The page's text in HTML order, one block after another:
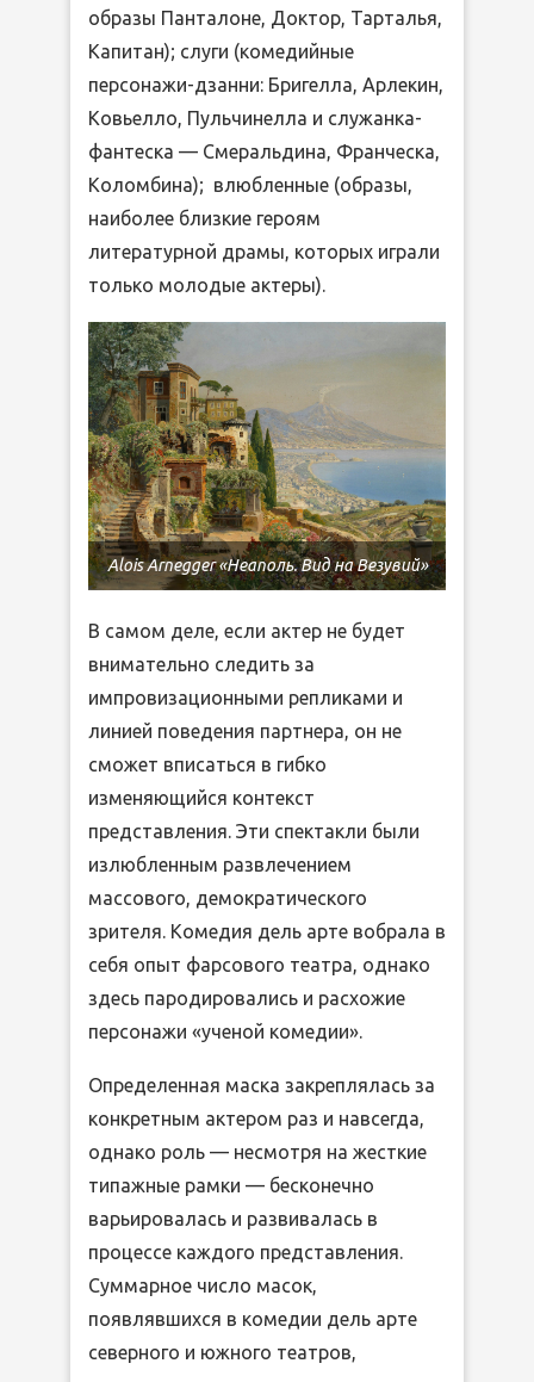
образы Панталоне, Доктор, Тарталья,
Капитан); слуги (комедийные
персонажи-дзанни: Бригелла, Арлекин,
Ковьелло, Пульчинелла и служанка-
фантеска — Смеральдина, Франческа,
Коломбина); влюбленные (образы,
наиболее близкие героям
литературной драмы, которых играли
только молодые актеры).
Alois Arnegger «Неаполь. Вид на Везувий»
В самом деле, если актер не будет
внимательно следить за
импровизационными репликами и
линией поведения партнера, он не
сможет вписаться в гибко
изменяющийся контекст
представления. Эти спектакли были
излюбленным развлечением
массового, демократического
зрителя. Комедия дель арте вобрала в
себя опыт фарсового театра, однако
здесь пародировались и расхожие
персонажи «ученой комедии».
Определенная маска закреплялась за
конкретным актером раз и навсегда,
однако роль — несмотря на жесткие
типажные рамки — бесконечно
варьировалась и развивалась в
процессе каждого представления.
Суммарное число масок,
появлявшихся в комедии дель арте
северного и южного театров,